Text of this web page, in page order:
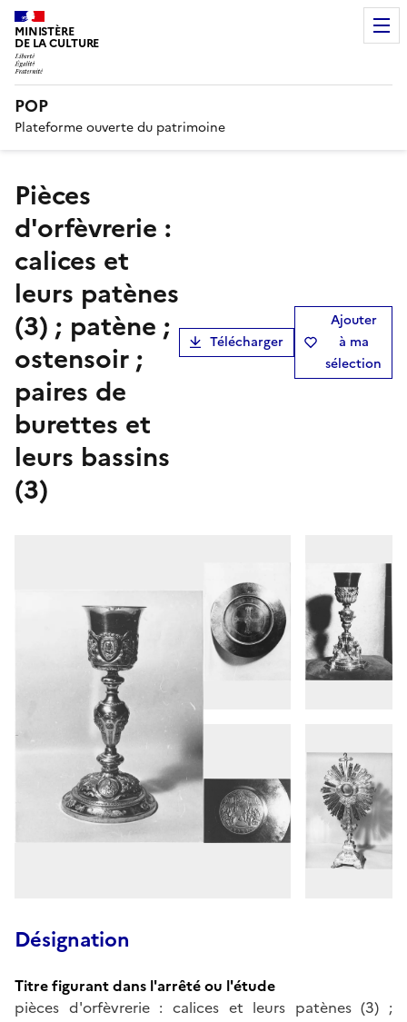
MINISTÈRE
DE LA CULTURE
POP
Plateforme ouverte du patrimoine
pièces
d'orfèvrerie :
calices et
leurs patènes
(3) ; patène ;
ostensoir ;
paires de
burettes et
leurs bassins
(3)
Télécharger
Ajouter
à ma
sélection
Désignation
Titre figurant dans l'arrêté ou l'étude
pièces d'orfèvrerie : calices et leurs patènes (3) ;